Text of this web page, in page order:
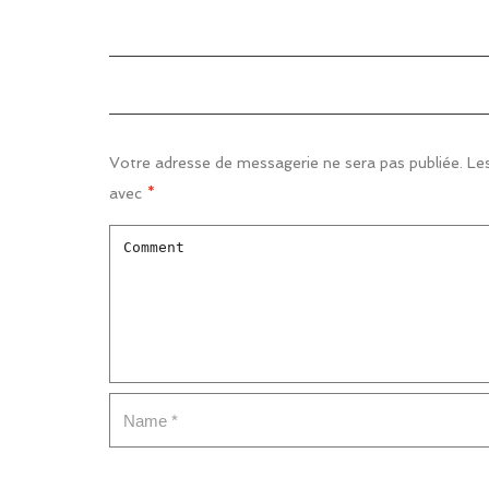
Votre adresse de messagerie ne sera pas publiée.
avec *